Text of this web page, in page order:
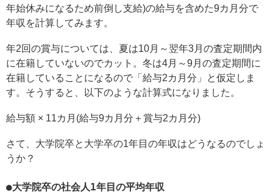
年始休みになるため前倒し支給)の給与を含めた9カ月分で
年収を計算してみます。
年2回の賞与については、夏は10月～翌年3月の査定期間内
に在籍していないのでカット。冬は4月～9月の査定期間に
在籍していることになるので「給与2カ月分」と仮定しま
す。そうすると、以下のような計算式になりました。
給与額 × 11カ月(給与9カ月分＋賞与2カ月分)
さて、大学院卒と大学卒の1年目の年収はどうなるのでしょ
うか？
●大学院卒の社会人1年目の平均年収